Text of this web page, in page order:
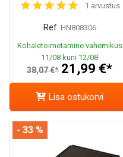
1 arvustus
Ref. HN808306
Kohaletoimetamine vahemikus
11/08 kuni 12/08
38,07 €* 21,99 €*
Lisa ostukorvi
- 33 %